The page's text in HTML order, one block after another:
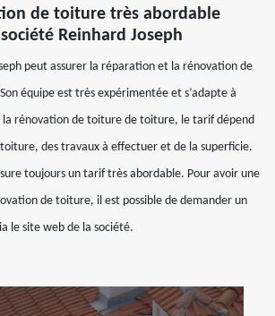
de toiture très abordable
Reinhard Joseph
peut assurer la réparation et la rénovation de
équipe est très expérimentée et s’adapte à
la rénovation de toiture de toiture, le tarif dépend
des travaux à effectuer et de la superficie.
toujours un tarif très abordable. Pour avoir une
de toiture, il est possible de demander un
le site web de la société.